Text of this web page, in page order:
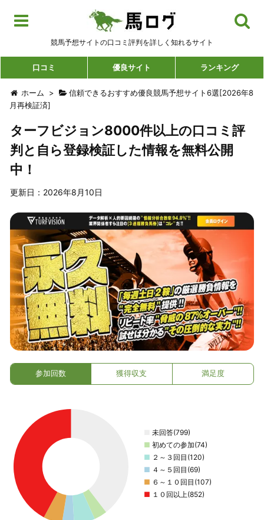
競馬予想サイトの口コミ評判を詳しく知れるサイト
口コミ 優良サイト ランキング
ホーム >
信頼できるおすすめ優良競馬予想サイト6選[2026年8
月再検証済]
ターフビジョン8000件以上の口コミ評
判と自ら登録検証した情報を無料公開
中！
更新日：2026年8月10日
参加回数 獲得収支 満足度
未回答(799)
■ 初めての参加(74)
■ ２～３回目(120)
■ ４～５回目(69)
■ ６～１０回目(107)
■ １０回以上(852)